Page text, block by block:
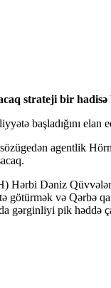
strateji bir hadisə
başladığını elan
agentlik
Hərbi Dəniz
və Qərbə
gərginliyi pik həddə